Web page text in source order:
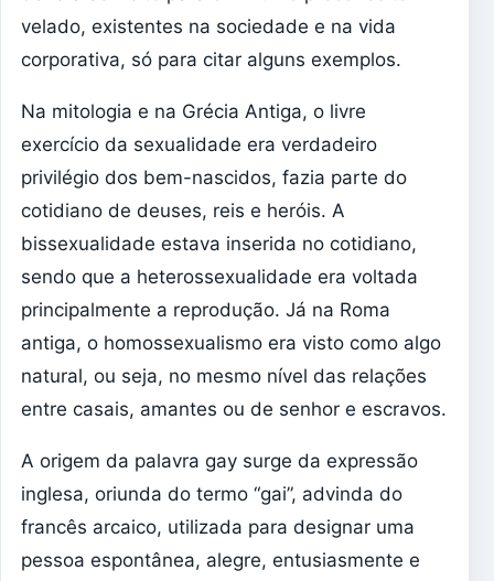
velado, existentes na sociedade e na vida
corporativa, só para citar alguns exemplos.
Na mitologia e na Grécia Antiga, o livre
exercício da sexualidade era verdadeiro
privilégio dos bem-nascidos, fazia parte do
cotidiano de deuses, reis e heróis. A
bissexualidade estava inserida no cotidiano,
sendo que a heterossexualidade era voltada
principalmente a reprodução. Já na Roma
antiga, o homossexualismo era visto como algo
natural, ou seja, no mesmo nível das relações
entre casais, amantes ou de senhor e escravos.
A origem da palavra gay surge da expressão
inglesa, oriunda do termo “gai”, advinda do
francês arcaico, utilizada para designar uma
pessoa espontânea, alegre, entusiasmente e